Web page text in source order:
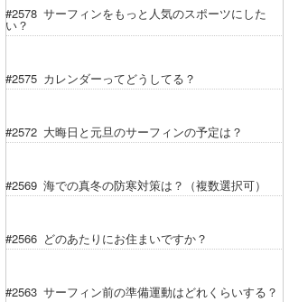
#2578 サーフィンをもっと人気のスポーツにした
い？
#2575 カレンダーってどうしてる？
#2572 大晦日と元旦のサーフィンの予定は？
#2569 海での真冬の防寒対策は？（複数選択可）
#2566 どのあたりにお住まいですか？
#2563 サーフィン前の準備運動はどれくらいする？